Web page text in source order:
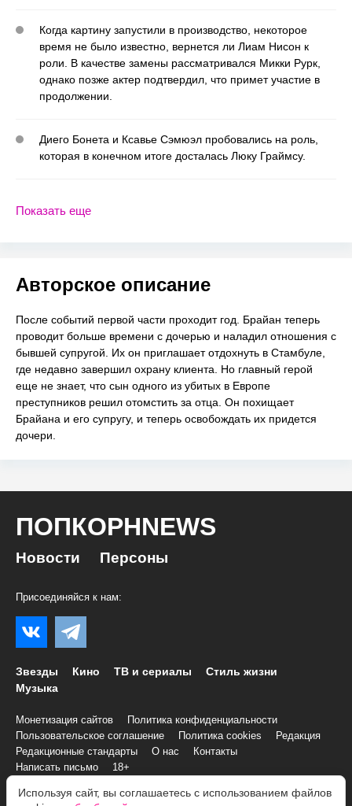
Когда картину запустили в производство, некоторое
время не было известно, вернется ли Лиам Нисон к
роли. В качестве замены рассматривался Микки Рурк,
однако позже актер подтвердил, что примет участие в
продолжении.
Диего Бонета и Ксавье Сэмюэл пробовались на роль,
которая в конечном итоге досталась Люку Граймсу.
Показать еще
Авторское описание
После событий первой части проходит год. Брайан теперь
проводит больше времени с дочерью и наладил отношения с
бывшей супругой. Их он приглашает отдохнуть в Стамбуле,
где недавно завершил охрану клиента. Но главный герой
еще не знает, что сын одного из убитых в Европе
преступников решил отомстить за отца. Он похищает
Брайана и его супругу, и теперь освобождать их придется
дочери.
ПОПКОРНNEWS
Новости Персоны
Присоединяйся к нам:
Звезды Кино ТВ и сериалы
Стиль жизни
Музыка
Монетизация сайтов
Политика конфиденциальности
Пользовательское соглашение
Политика cookies
Редакция
Редакционные стандарты
О нас
Контакты
Написать письмо
18+
Используя сайт, вы соглашаетесь с использованием файлов